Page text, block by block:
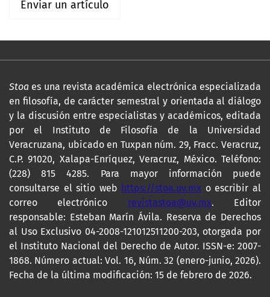
Enviar un artículo
Stoa es una revista académica electrónica especializada
en filosofía, de carácter semestral y orientada al diálogo
y la discusión entre especialistas y académicos, editada
por el Instituto de Filosofía de la Universidad
Veracruzana, ubicado en Tuxpan núm. 29, Fracc. Veracruz,
C.P. 91020, Xalapa-Enríquez, Veracruz, México. Teléfono:
(228) 815 4285. Para mayor información puede
consultarse el sitio web https://stoa.uv.mx o escribir al
correo electrónico revistastoa@uv.mx. Editor
responsable: Esteban Marín Ávila. Reserva de Derechos
al Uso Exclusivo 04-2008-121012511200-203, otorgada por
el Instituto Nacional del Derecho de Autor. ISSN-e: 2007-
1868. Número actual: Vol. 16, Núm. 32 (enero-junio, 2026).
Fecha de la última modificación: 15 de febrero de 2026.